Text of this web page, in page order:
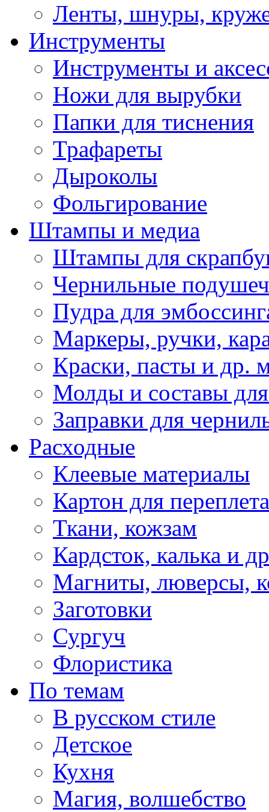
Ленты, шнуры,
Инструменты
Инструменты и
Ножи для вырубки
Папки для тиснения
Трафареты
Дыроколы
Фольгирование
Штампы и медиа
Штампы для
Чернильные
Пудра для
Маркеры, ручки,
Краски, пасты и др.
Молды и составы
Заправки для
Расходные
Клеевые материалы
Картон для переплета
Ткани, кожзам
Кардсток, калька и
Магниты, люверсы,
Заготовки
Сургуч
Флористика
По темам
В русском стиле
Детское
Кухня
Магия, волшебство